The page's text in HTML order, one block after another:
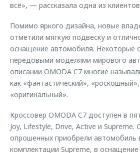
всё», — рассказала одна из
Помимо яркого дизайна, новые
отметили мягкую подвеску и
оснащение автомобиля. Некоторые
передовыми моделями мирового
описании OMODA C7 многие
как «фантастический»,
«оригинальный».
Кроссовер OMODA C7 доступен в
Joy, Lifestyle, Drive, Active и Supreme.
опрошенных приобрели автомобиль
комплектации Supreme, в